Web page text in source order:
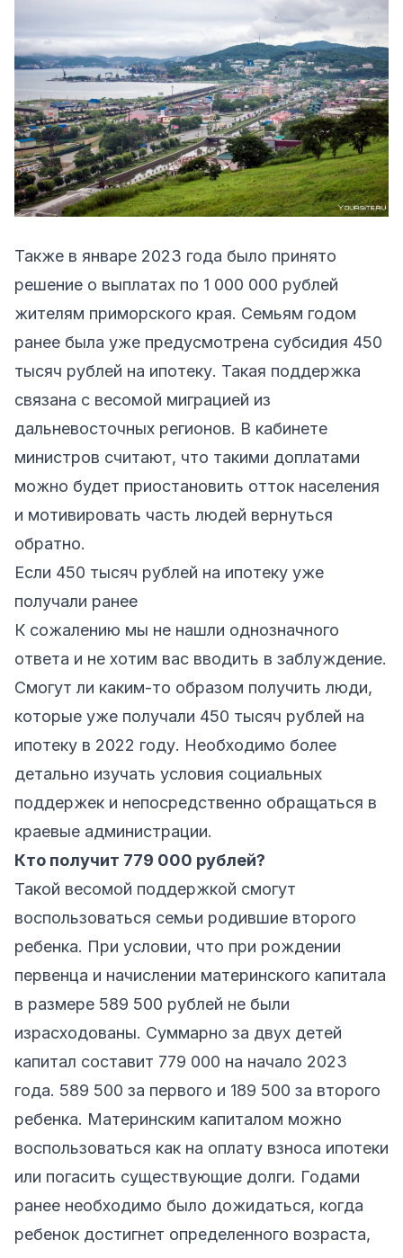
Также в январе 2023 года было принято
решение о выплатах по 1 000 000 рублей
жителям приморского края. Семьям годом
ранее была уже предусмотрена субсидия 450
тысяч рублей на ипотеку. Такая поддержка
связана с весомой миграцией из
дальневосточных регионов. В кабинете
министров считают, что такими доплатами
можно будет приостановить отток населения
и мотивировать часть людей вернуться
обратно.
Если 450 тысяч рублей на ипотеку уже
получали ранее
К сожалению мы не нашли однозначного
ответа и не хотим вас вводить в заблуждение.
Смогут ли каким-то образом получить люди,
которые уже получали 450 тысяч рублей на
ипотеку в 2022 году. Необходимо более
детально изучать условия социальных
поддержек и непосредственно обращаться в
краевые администрации.
Кто получит 779 000 рублей?
Такой весомой поддержкой смогут
воспользоваться семьи родившие второго
ребенка. При условии, что при рождении
первенца и начислении материнского капитала
в размере 589 500 рублей не были
израсходованы. Суммарно за двух детей
капитал составит 779 000 на начало 2023
года. 589 500 за первого и 189 500 за второго
ребенка. Материнским капиталом можно
воспользоваться как на оплату взноса ипотеки
или погасить существующие долги. Годами
ранее необходимо было дожидаться, когда
ребенок достигнет определенного возраста,